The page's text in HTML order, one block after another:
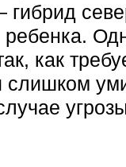
как
слишком